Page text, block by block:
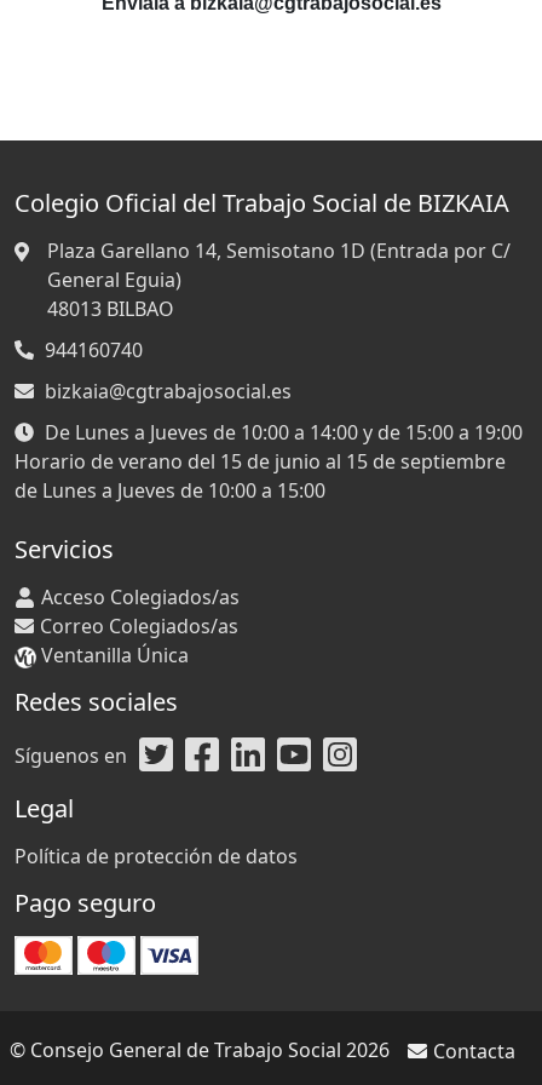
Colegio Oficial del Trabajo Social de BIZKAIA
Plaza Garellano 14, Semisotano 1D (Entrada por C/
General Eguia)
48013 BILBAO
944160740
bizkaia@cgtrabajosocial.es
De Lunes a Jueves de 10:00 a 14:00 y de 15:00 a 19:00
Horario de verano del 15 de junio al 15 de septiembre
de Lunes a Jueves de 10:00 a 15:00
Servicios
Acceso Colegiados/as
Correo Colegiados/as
Ventanilla Única
Redes sociales
Síguenos en
Legal
Política de protección de datos
Pago seguro
© Consejo General de Trabajo Social 2026
Contacta